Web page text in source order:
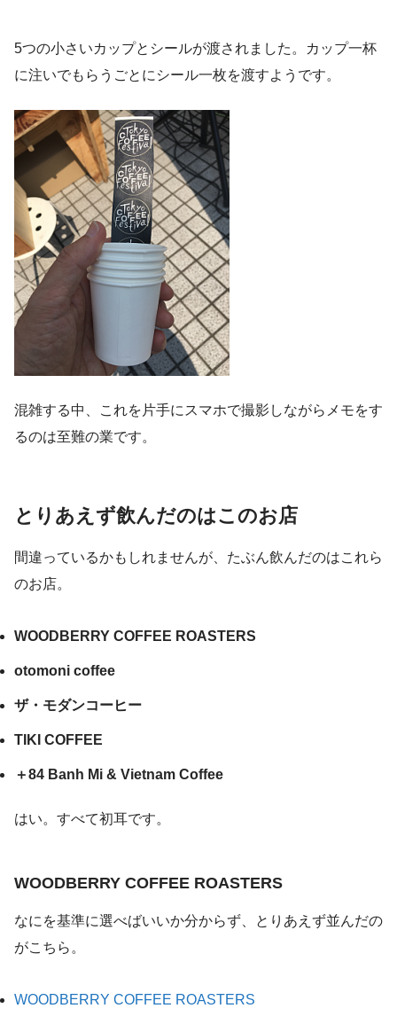
5つの小さいカップとシールが渡されました。カップ一杯
に注いでもらうごとにシール一枚を渡すようです。
混雑する中、これを片手にスマホで撮影しながらメモをす
るのは至難の業です。
とりあえず飲んだのはこのお店
間違っているかもしれませんが、たぶん飲んだのはこれら
のお店。
WOODBERRY COFFEE ROASTERS
otomoni coffee
ザ・モダンコーヒー
TIKI COFFEE
＋84 Banh Mi & Vietnam Coffee
はい。すべて初耳です。
WOODBERRY COFFEE ROASTERS
なにを基準に選べばいいか分からず、とりあえず並んだの
がこちら。
WOODBERRY COFFEE ROASTERS